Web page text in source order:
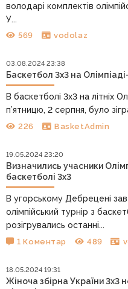
володарі комплектів
У...
569 vodolaz
03.08.2024 23:38
Баскетбол 3х3 на
В баскетболі 3х3 на літніх
п’ятницю, 2 серпня, було
226 BasketAdmin
19.05.2024 23:20
Визначились учасники
баскетболі 3х3
В угорському Дебрецені
олімпійський турнір з
розігрувались останні...
1 Коментар 489
18.05.2024 19:31
Жіноча збірна України 3х3